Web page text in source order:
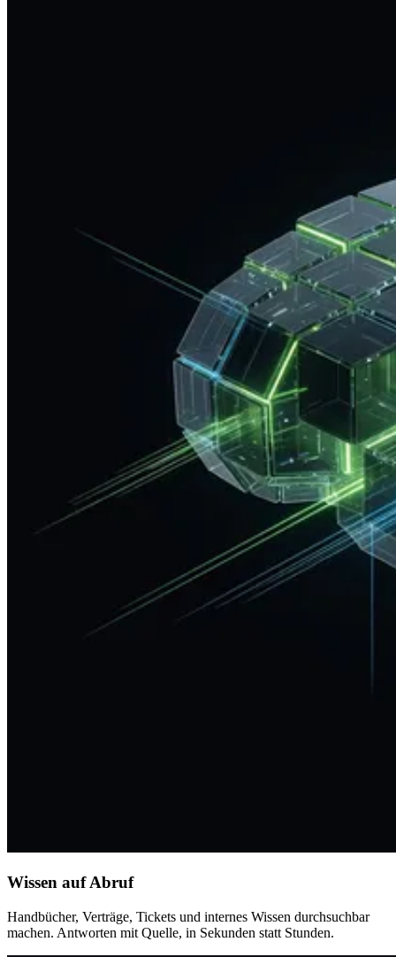
Wissen auf Abruf
Handbücher, Verträge, Tickets und internes Wissen durchsuchbar
machen. Antworten mit Quelle, in Sekunden statt Stunden.